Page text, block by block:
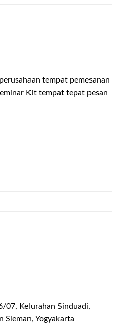
tempat pemesanan
Kit tempat tepat pesan
07, Kelurahan Sinduadi,
Sleman, Yogyakarta